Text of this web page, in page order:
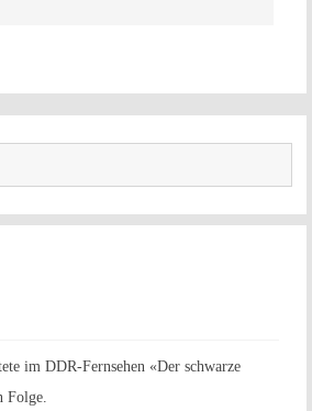
im DDR-Fernsehen «Der schwarze
Folge.